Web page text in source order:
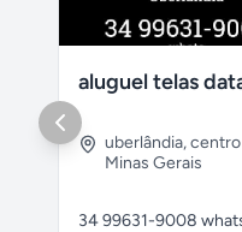
uberlândia,centro
Minas Gerais
34 99631-9008